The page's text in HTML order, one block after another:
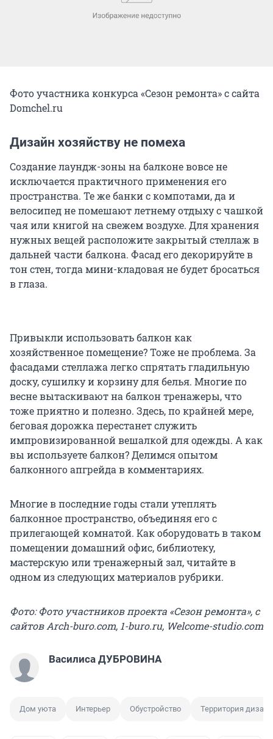
Фото участника конкурса «Сезон ремонта» с сайта
Domchel.ru
Дизайн хозяйству не помеха
Создание лаундж-зоны на балконе вовсе не
исключается практичного применения его
пространства. Те же банки с компотами, да и
велосипед не помешают летнему отдыху с чашкой
чая или книгой на свежем воздухе. Для хранения
нужных вещей расположите закрытый стеллаж в
дальней части балкона. Фасад его декорируйте в
тон стен, тогда мини-кладовая не будет бросаться
в глаза.
Привыкли использовать балкон как
хозяйственное помещение? Тоже не проблема. За
фасадами стеллажа легко спрятать гладильную
доску, сушилку и корзину для белья. Многие по
весне вытаскивают на балкон тренажеры, что
тоже приятно и полезно. Здесь, по крайней мере,
беговая дорожка перестанет служить
импровизированной вешалкой для одежды. А как
вы используете балкон? Делимся опытом
балконного апгрейда в комментариях.
Многие в последние годы стали утеплять
балконное пространство, объединяя его с
прилегающей комнатой. Как оборудовать в таком
помещении домашний офис, библиотеку,
мастерскую или тренажерный зал, читайте в
одном из следующих материалов рубрики.
Фото: Фото участников проекта «Сезон ремонта», с
сайтов Arch-buro.com, 1-buro.ru, Welcome-studio.com
Василиса ДУБРОВИНА
Дом уюта Интерьер Обустройство Территория